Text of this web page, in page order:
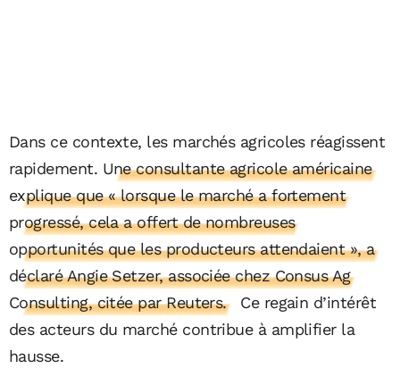
Dans ce contexte, les marchés agricoles réagissent
rapidement. Une consultante agricole américaine
explique que « lorsque le marché a fortement
progressé, cela a offert de nombreuses
opportunités que les producteurs attendaient », a
déclaré Angie Setzer, associée chez Consus Ag
Consulting, citée par Reuters.
Ce regain d’intérêt
des acteurs du marché contribue à amplifier la
hausse.